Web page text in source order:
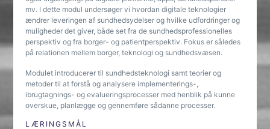
mv. I dette modul undersøger vi hvordan digitale teknologier
ændrer leveringen af sundhedsydelser og hvilke udfordringer og
muligheder det giver, både set fra de sundhedsprofessionelles
perspektiv og fra borger- og patientperspektiv. Fokus er således
på relationen mellem borger, teknologi og sundhedsvæsen.
Modulet introducerer til sundhedsteknologi samt teorier og
metoder til at forstå og analysere implementerings-,
ibrugtagnings- og evalueringsprocesser med henblik på kunne
overskue, planlægge og gennemføre sådanne processer.
LÆRINGSMÅL